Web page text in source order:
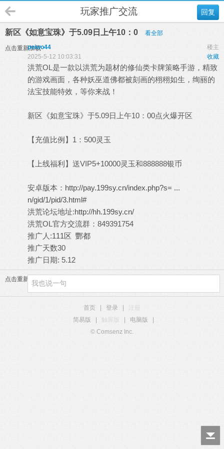
回复
玩家推广交流
新区《如意宝珠》于5.09日上午10：0 看全部
点击重新加载 楼主
peiwo44
收藏
2025-5-12 10:03:31
洪荒OL是一款以洪荒为题材的修仙类卡牌策略手游，精致
的游戏画面，各种妖巫道佛都被刻画的栩栩如生，绚丽的
法宝技能特效，等你来战！
新区《如意宝珠》于5.09日上午10：00点火爆开区
【充值比例】1：500灵玉
【上线福利】送VIP5+10000灵玉和888888银币
安卓版本： http://pay.199sy.cn/index.php?s= ...
n/gid/1/pid/3.html#
洪荒论坛地址:http://hh.199sy.cn/
洪荒OL官方交流群：849391754
推广人:111区 酆都
推广天数30
推广日期: 5.12
点击重新加载
首页 登录
注册
简易版
触屏版 电脑版
© Comsenz Inc.